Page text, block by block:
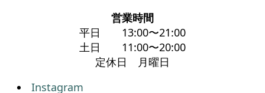
営業時間
平日 13:00〜21:00
土日 11:00〜20:00
定休日 月曜日
Instagram